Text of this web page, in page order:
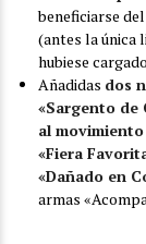
beneficiarse
(antes la única
hubiese
Añadidas dos
«Sargento de
al movimiento
«Fiera
«Dañado en
armas